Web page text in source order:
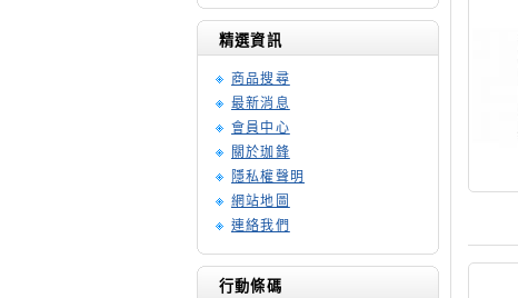
精選資訊
商品搜尋
最新消息
會員中心
關於珈鋒
隱私權聲明
網站地圖
連絡我們
行動條碼